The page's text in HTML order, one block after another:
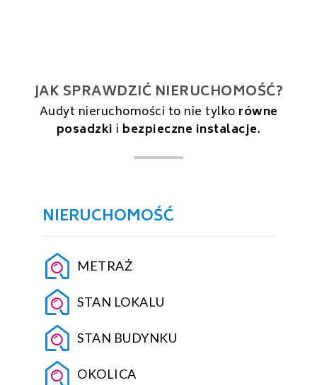
JAK SPRAWDZIĆ NIERUCHOMOŚĆ?
Audyt nieruchomości to nie tylko równe
posadzki i bezpieczne instalacje.
NIERUCHOMOŚĆ
METRAŻ
STAN LOKALU
STAN BUDYNKU
OKOLICA